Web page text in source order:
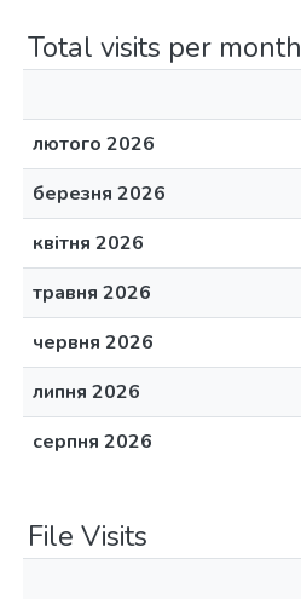
Total visits per month
лютого 2026
березня 2026
квітня 2026
травня 2026
червня 2026
липня 2026
серпня 2026
File Visits